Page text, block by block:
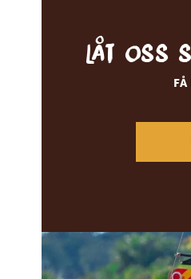
Låt oss